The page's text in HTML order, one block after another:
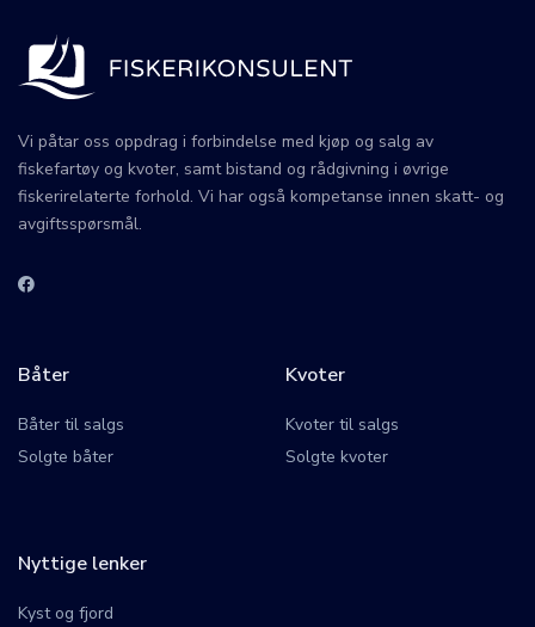
Vi påtar oss oppdrag i forbindelse med kjøp og salg av
fiskefartøy og kvoter, samt bistand og rådgivning i øvrige
fiskerirelaterte forhold. Vi har også kompetanse innen skatt- og
avgiftsspørsmål.
Båter
Båter til salgs
Solgte båter
Kvoter
Kvoter til salgs
Solgte kvoter
Nyttige lenker
Kyst og fjord